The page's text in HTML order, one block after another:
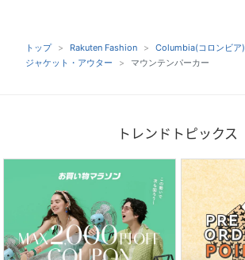
トップ Rakuten Fashion
Columbia(コロンビア)
ジャケット・アウター
マウンテンパーカー
トレンドトピックス